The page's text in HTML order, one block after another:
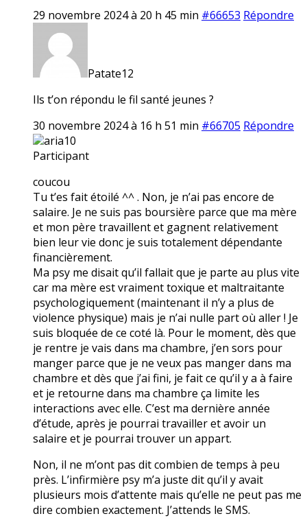
29 novembre 2024 à 20 h 45 min #66653 Répondre
Patate12
Ils t’on répondu le fil santé jeunes ?
30 novembre 2024 à 16 h 51 min #66705 Répondre
aria10
Participant
coucou
Tu t’es fait étoilé ^^ . Non, je n’ai pas encore de
salaire. Je ne suis pas boursière parce que ma mère
et mon père travaillent et gagnent relativement
bien leur vie donc je suis totalement dépendante
financièrement.
Ma psy me disait qu’il fallait que je parte au plus vite
car ma mère est vraiment toxique et maltraitante
psychologiquement (maintenant il n’y a plus de
violence physique) mais je n’ai nulle part où aller ! Je
suis bloquée de ce coté là. Pour le moment, dès que
je rentre je vais dans ma chambre, j’en sors pour
manger parce que je ne veux pas manger dans ma
chambre et dès que j’ai fini, je fait ce qu’il y a à faire
et je retourne dans ma chambre ça limite les
interactions avec elle. C’est ma dernière année
d’étude, après je pourrai travailler et avoir un
salaire et je pourrai trouver un appart.
Non, il ne m’ont pas dit combien de temps à peu
près. L’infirmière psy m’a juste dit qu’il y avait
plusieurs mois d’attente mais qu’elle ne peut pas me
dire combien exactement. J’attends le SMS.